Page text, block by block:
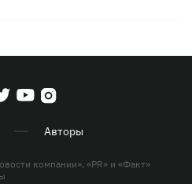
Авторы
компании», «PR» и «Факт»